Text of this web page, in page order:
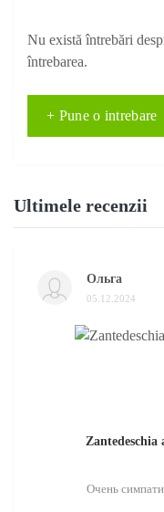
Nu există întrebări
întrebarea.
+ Pune o intrebare
Ultimele recenzii
Ольга
05.12.2024
Zantedeschia
Очень